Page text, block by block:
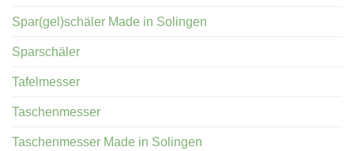
Spar(gel)schäler Made in Solingen
Sparschäler
Tafelmesser
Taschenmesser
Taschenmesser Made in Solingen